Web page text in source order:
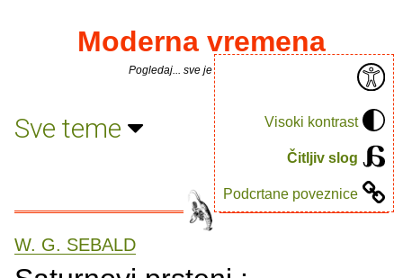
Visoki kontrast
Čitljiv slog
Podcrtane poveznice
Moderna vremena
Pogledaj... sve je puno knjiga.
Sve teme
W. G. SEBALD